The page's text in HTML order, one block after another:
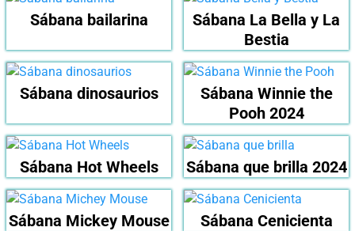
Sábana bailarina
Sábana La Bella y La
Bestia
Sábana dinosaurios
Sábana Winnie the
Pooh 2024
Sábana Hot Wheels Sábana que brilla 2024
Sábana Mickey Mouse Sábana Cenicienta